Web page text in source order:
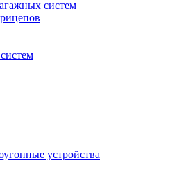
систем
устройства